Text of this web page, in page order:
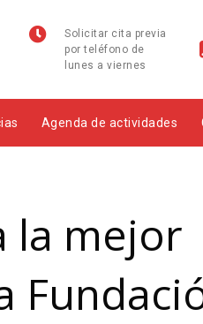
Solicitar cita previa
por teléfono de
lunes a viernes
Agenda de actividades
la mejor